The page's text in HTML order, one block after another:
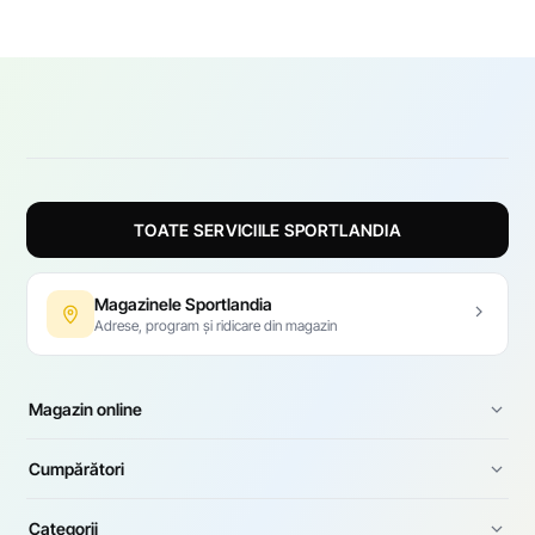
TOATE SERVICIILE SPORTLANDIA
Magazinele Sportlandia
Adrese, program și ridicare din magazin
Magazin online
Cumpărători
Categorii